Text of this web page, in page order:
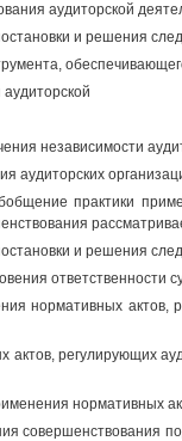
аудиторской
и решения
независимости
аудиторских
практики
и решения
ответственности
нормативных актов,
актов, регулирующих
нормативных
совершенствования